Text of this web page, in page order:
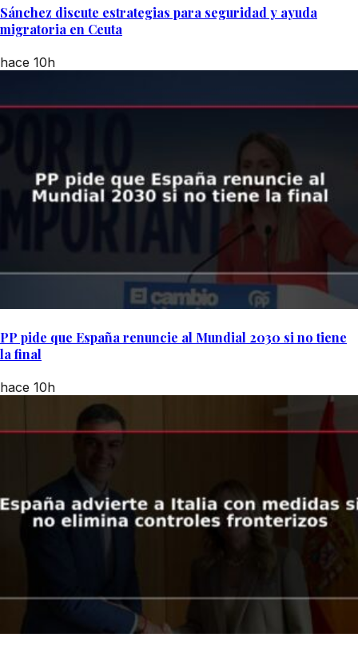
Sánchez discute estrategias para seguridad y ayuda
migratoria en Ceuta
hace 10h
PP pide que España renuncie al Mundial 2030 si no tiene
la final
hace 10h